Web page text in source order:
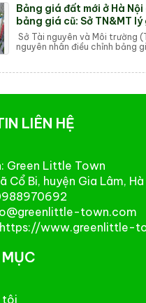
Bảng giá đất mới ở Hà
bảng giá cũ: Sở TN&MT lý
Sở Tài nguyên và Môi trường
nguyên nhân điều chỉnh bảng
LIÊN HỆ
Green Little Town
Cổ Bi, huyện Gia Lâm, Hà
town.com
www.greenlittle-
tôi